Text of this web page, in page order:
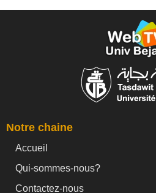
Notre chaine
Accueil
Qui-sommes-nous?
Contactez-nous